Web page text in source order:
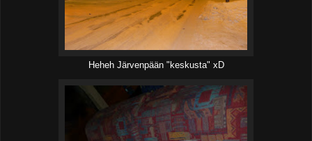
Heheh Järvenpään "keskusta" xD